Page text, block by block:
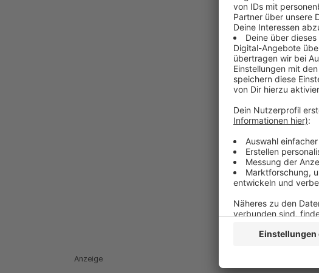
Anzeige